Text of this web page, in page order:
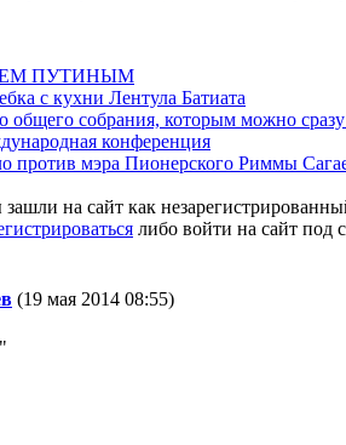
ПУТИНЫМ
с кухни Лентула Батиата
общего собрания, которым можно сразу
конференция
против мэра Пионерского Риммы
на сайт как
либо войти на сайт под
(19 мая 2014 08:55)